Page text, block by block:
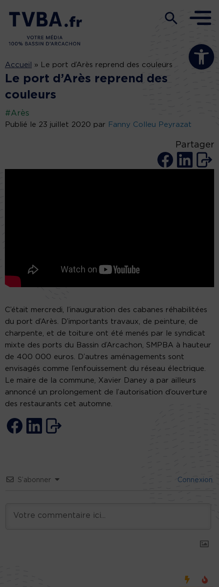
Ouvrir la
Accueil » Le port d’Arès reprend des couleurs
Le port d’Arès reprend des
couleurs
#Arès
Publié le 23 juillet 2020 par Fanny Colleu Peyrazat
Partager
C’était mercredi, l’inauguration des cabanes réhabilitées
du port d’Arès. D’importants travaux, de peinture, de
charpente, et de toiture ont été menés par le syndicat
mixte des ports du Bassin d’Arcachon, SMPBA à hauteur
de 400 000 euros. D’autres aménagements sont
envisagés comme l’enfouissement du réseau électrique.
Le maire de la commune, Xavier Daney a par ailleurs
annoncé un prolongement de l’autorisation d’ouverture
des restaurants cet automne.
S’abonner Connexion